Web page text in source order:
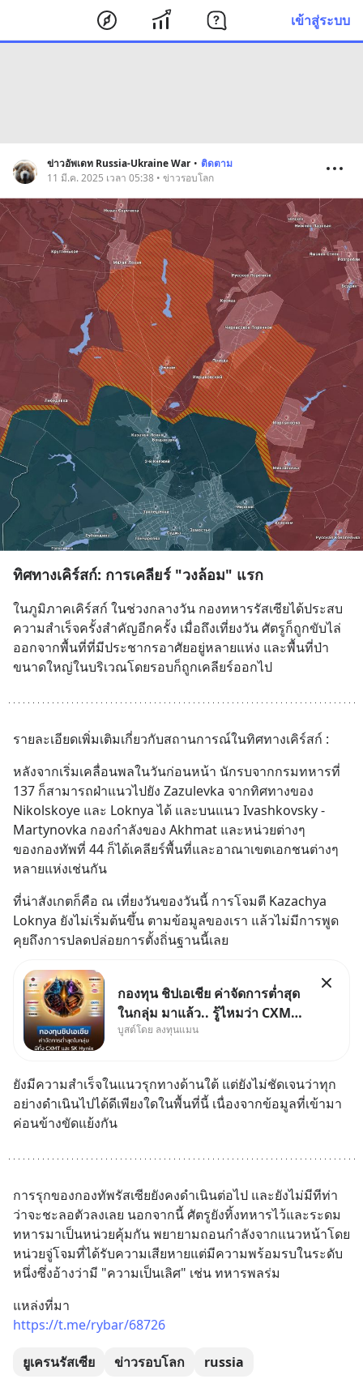
เข้าสู่ระบบ
ข่าวอัพเดท Russia-Ukraine War • ติดตาม
11 มี.ค. 2025 เวลา 05:38 • ข่าวรอบโลก
ทิศทางเคิร์สก์: การเคลียร์ "วงล้อม" แรก
ในภูมิภาคเคิร์สก์ ในช่วงกลางวัน กองทหารรัสเซียได้ประสบ
ความสำเร็จครั้งสำคัญอีกครั้ง เมื่อถึงเที่ยงวัน ศัตรูก็ถูกขับไล่
ออกจากพื้นที่ที่มีประชากรอาศัยอยู่หลายแห่ง และพื้นที่ป่า
ขนาดใหญ่ในบริเวณโดยรอบก็ถูกเคลียร์ออกไป
รายละเอียดเพิ่มเติมเกี่ยวกับสถานการณ์ในทิศทางเคิร์สก์ :
หลังจากเริ่มเคลื่อนพลในวันก่อนหน้า นักรบจากกรมทหารที่
137 ก็สามารถฝ่าแนวไปยัง Zazulevka จากทิศทางของ
Nikolskoye และ Loknya ได้ และบนแนว Ivashkovsky -
Martynovka กองกำลังของ Akhmat และหน่วยต่างๆ
ของกองทัพที่ 44 ก็ได้เคลียร์พื้นที่และอาณาเขตเอกชนต่างๆ
หลายแห่งเช่นกัน
ที่น่าสังเกตก็คือ ณ เที่ยงวันของวันนี้ การโจมตี Kazachya
Loknya ยังไม่เริ่มต้นขึ้น ตามข้อมูลของเรา แล้วไม่มีการพูด
คุยถึงการปลดปล่อยการตั้งถิ่นฐานนี้เลย
กองทุน ชิปเอเชีย ค่าจัดการต่ำสุด
ในกลุ่ม มาแล้ว.. รู้ไหมว่า CXMT
อยู่ดี ๆ ขึ้นมาเป็นบริษัทอันดับ 1 ใน
ในไต้หวันมานานแล้ว
บูสต์โดย ลงทุนแมน
ยังมีความสำเร็จในแนวรุกทางด้านใต้ แต่ยังไม่ชัดเจนว่าทุก
อย่างดำเนินไปได้ดีเพียงใดในพื้นที่นี้ เนื่องจากข้อมูลที่เข้ามา
ค่อนข้างขัดแย้งกัน
การรุกของกองทัพรัสเซียยังคงดำเนินต่อไป และยังไม่มีทีท่า
ว่าจะชะลอตัวลงเลย นอกจากนี้ ศัตรูยังทิ้งทหารไว้และระดม
ทหารมาเป็นหน่วยคุ้มกัน พยายามถอนกำลังจากแนวหน้าโดย
หน่วยจู่โจมที่ได้รับความเสียหายแต่มีความพร้อมรบในระดับ
หนึ่งซึ่งอ้างว่ามี "ความเป็นเลิศ" เช่น ทหารพลร่ม
แหล่งที่มา
https://t.me/rybar/68726
ยูเครนรัสเซีย ข่าวรอบโลก russia